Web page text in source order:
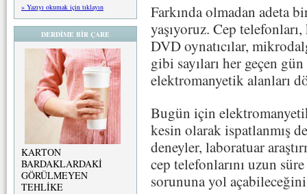
» Yazıyı okumak için tıklayın
DERDİME BİR ÇARE
KARTON
BARDAKLARDAKİ
GÖRÜLMEYEN
TEHLİKE
Farkında olmadan adeta
yaşıyoruz. Cep
DVD oynatıcılar,
gibi sayıları her geçen
elektromanyetik alanları
Bugün için
kesin olarak ispatlanmış
deneyler, laboratuar
cep telefonlarını uzun
sorununa yol